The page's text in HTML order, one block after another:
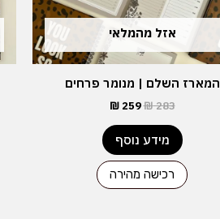
אזל מהמלאי
המארז השלם | מנומר פרחים
₪283
₪259
מידע נוסף
רכישה מהירה